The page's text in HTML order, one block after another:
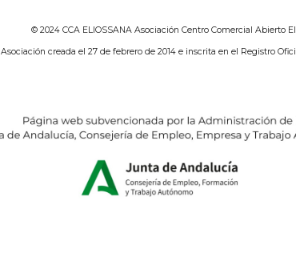
© 2024 CCA ELIOSSANA Asociación Centro Comercial Abierto
Asociación creada el 27 de febrero de 2014 e inscrita en el Registro